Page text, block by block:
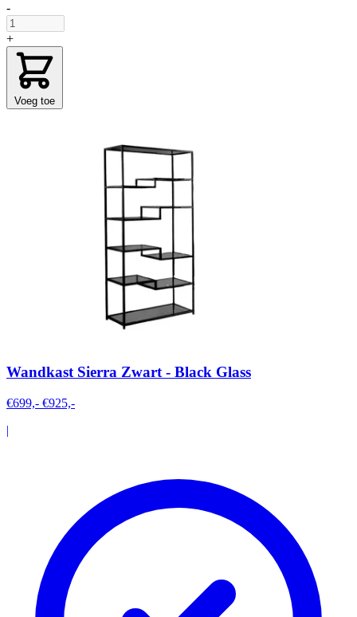
-
+
Voeg toe
Wandkast Sierra Zwart - Black Glass
€699,- €925,-
|